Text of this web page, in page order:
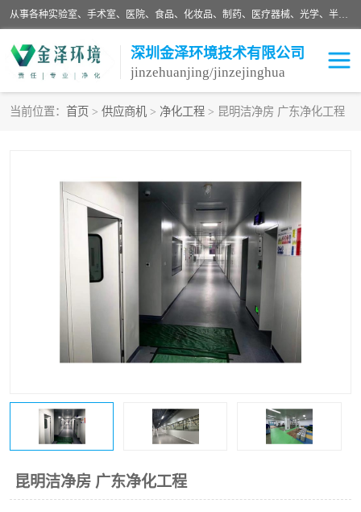
从事各种实验室、手术室、医院、食品、化妆品、制药、医疗器械、光学、半导体、精密电子等无尘车间行业的洁净车间装修设计、净化设备、恒温恒湿空调的设计制作与安装、净化系统工程项目施工及其技术支持服务。
深圳金泽环境技术有限公司
jinzehuanjing/jinzejinghua
当前位置： 首页 > 供应商机 > 净化工程 > 昆明洁净房 广东净化工程
昆明洁净房 广东净化工程
净化设备 实验室净化
手术室净化 GMP车间净化
医药车间净化 生命工程
生物实验室 食品饮料
光电车间
洁净棚 百级